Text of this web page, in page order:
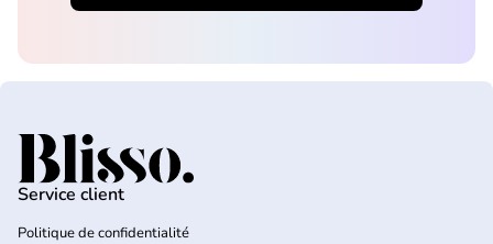
Accueil
Service client
Politique de confidentialité